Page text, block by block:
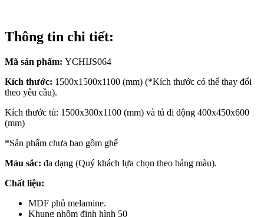
Thông tin chi tiết:
Mã sản phẩm: YCHIJS064
Kích thước: 1500x1500x1100 (mm) (*Kích thước có thể thay đổi
theo yêu cầu).
Kích thước tủ: 1500x300x1100 (mm) và tủ di động 400x450x600
(mm)
*Sản phẩm chưa bao gồm ghế
Màu sắc: đa dạng (Quý khách lựa chọn theo bảng màu).
Chất liệu:
MDF phủ melamine.
Khung nhôm định hình 50